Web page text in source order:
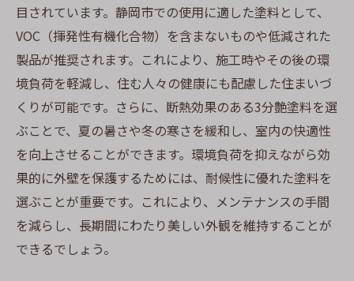
3分艶塗料のメリットを最大限に活かす方法
色褪せを防ぐ3分艶塗料の使い方
メンテナンスが楽になるポイント
施工後の美しさを保つ秘訣
プロが教える最適な塗装時期
静岡市の気候に合った施工方法
3分艶塗料を長持ちさせるコツ
外壁塗装で失敗しないための基本知識
外壁塗装の基礎知識を学ぶ
塗料の選び方とポイント
目されています。静岡市での使用に適した塗料として、
VOC（揮発性有機化合物）を含まないものや低減された
製品が推奨されます。これにより、施工時やその後の環
境負荷を軽減し、住む人々の健康にも配慮した住まいづ
くりが可能です。さらに、断熱効果のある3分艶塗料を選
ぶことで、夏の暑さや冬の寒さを緩和し、室内の快適性
を向上させることができます。環境負荷を抑えながら効
果的に外壁を保護するためには、耐候性に優れた塗料を
選ぶことが重要です。これにより、メンテナンスの手間
を減らし、長期間にわたり美しい外観を維持することが
できるでしょう。